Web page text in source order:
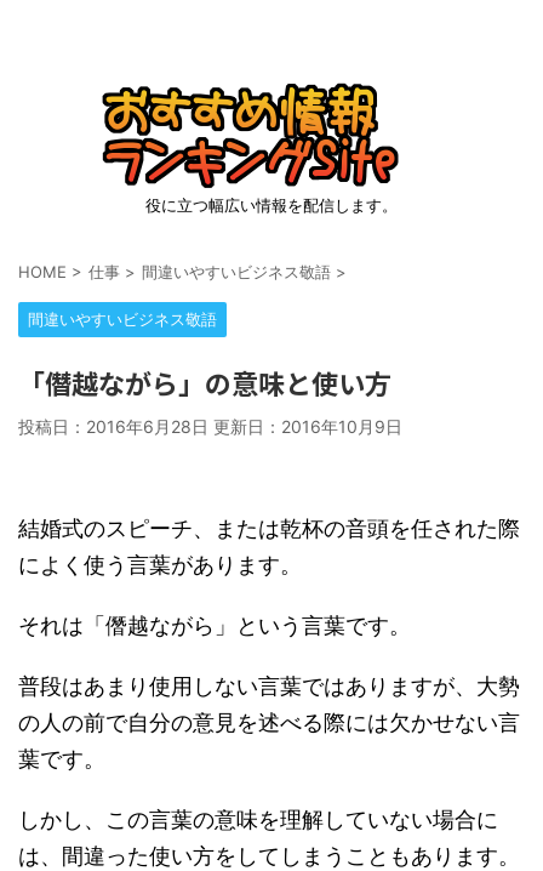
役に立つ幅広い情報を配信します。
HOME > 仕事 > 間違いやすいビジネス敬語 >
間違いやすいビジネス敬語
「僭越ながら」の意味と使い方
投稿日：2016年6月28日 更新日： 2016年10月9日
結婚式のスピーチ、または乾杯の音頭を任された際
によく使う言葉があります。
それは「僭越ながら」という言葉です。
普段はあまり使用しない言葉ではありますが、大勢
の人の前で自分の意見を述べる際には欠かせない言
葉です。
しかし、この言葉の意味を理解していない場合に
は、間違った使い方をしてしまうこともあります。